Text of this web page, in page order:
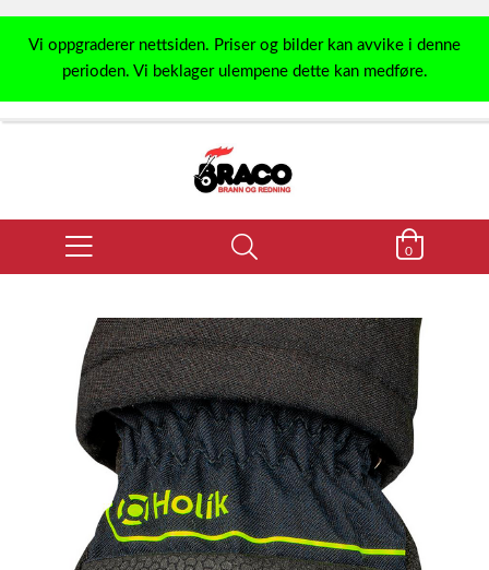
Vi oppgraderer nettsiden. Priser og bilder kan avvike i denne
perioden. Vi beklager ulempene dette kan medføre.
0